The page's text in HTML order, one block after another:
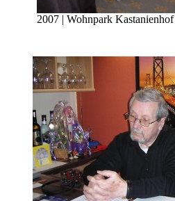
2007 | Wohnpark Kastanienhof